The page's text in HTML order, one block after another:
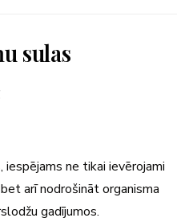
sulas
ne tikai ievērojami
arī nodrošināt organisma
gadījumos.